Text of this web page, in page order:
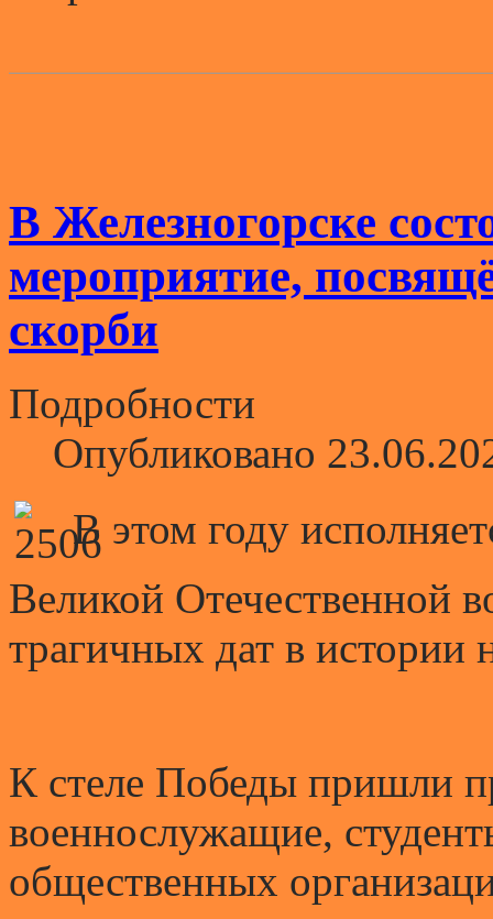
В Железногорске
мероприятие,
скорби
Подробности
Опубликовано
В этом году
Великой Отечественной
трагичных дат в истории
К стеле Победы пришли
военнослужащие,
общественных